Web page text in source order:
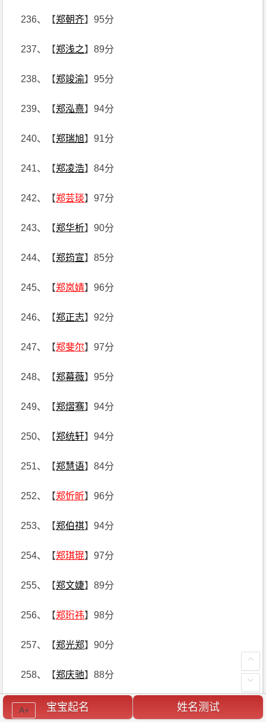
236、【郑朝齐】95分
237、【郑浅之】89分
238、【郑竣渝】95分
239、【郑泓熹】94分
240、【郑瑞旭】91分
241、【郑凌浩】84分
242、【郑芸琰】97分
243、【郑华析】90分
244、【郑筠宣】85分
245、【郑岚婧】96分
246、【郑正志】92分
247、【郑斐尔】97分
248、【郑幕薇】95分
249、【郑熠骞】94分
250、【郑统轩】94分
251、【郑慧语】84分
252、【郑忻昕】96分
253、【郑伯祺】94分
254、【郑琪琨】97分
255、【郑文婕】89分
256、【郑珩祎】98分
257、【郑光郑】90分
258、【郑庆驰】88分
259、【郑宥迎】97分
宝宝起名 姓名测试
A+